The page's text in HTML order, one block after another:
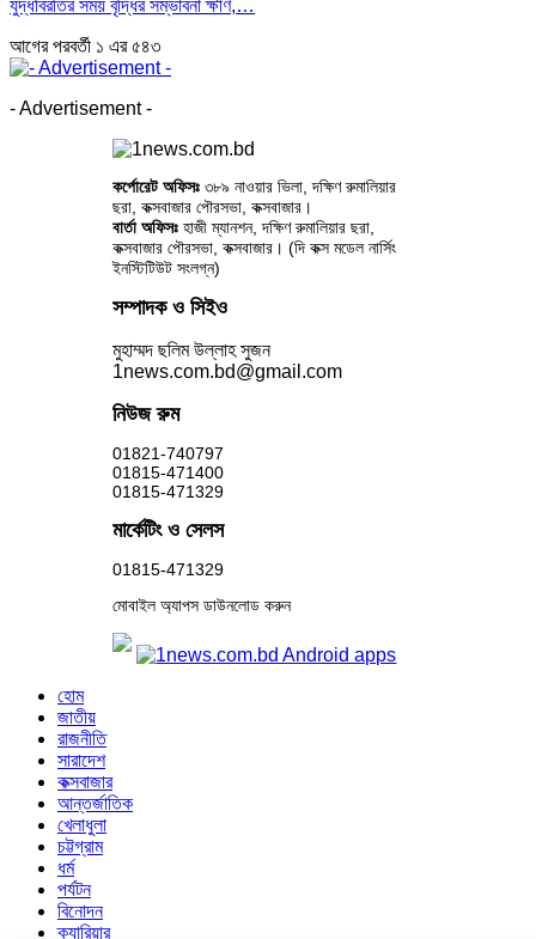
যুদ্ধবিরতির সময় বৃদ্ধির সম্ভাবনা ক্ষীণ,…
আগেরপরবর্তী ১ এর ৫৪৩
- Advertisement -
কর্পোরেট অফিসঃ ৩৮৯ নাওয়ার ভিলা, দক্ষিণ রুমালিয়ার
ছরা, কক্সবাজার পৌরসভা, কক্সবাজার।
বার্তা অফিসঃহাজী ম্যানশন, দক্ষিণ রুমালিয়ার ছরা,
কক্সবাজার পৌরসভা, কক্সবাজার। (দি কক্স মডেল নার্সিং
ইনস্টিটিউট সংলগ্ন)
সম্পাদক ও সিইও
মুহাম্মদ ছলিম উল্লাহ সুজন
1news.com.bd@gmail.com
নিউজ রুম
01821-740797
01815-471400
01815-471329
মার্কেটিং ও সেলস
01815-471329
মোবাইল অ্যাপস ডাউনলোড করুন
হোম
জাতীয়
রাজনীতি
সারাদেশ
কক্সবাজার
আন্তর্জাতিক
খেলাধুলা
চট্টগ্রাম
ধর্ম
পর্যটন
বিনোদন
ক্যারিয়ার